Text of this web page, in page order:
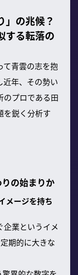
」の兆候？
する転落の
て青雲の志を抱
近年、その勢い
のプロである田
を鋭く分析す
の始まりか
メージを持ち
企業というイメ
期的に大きな